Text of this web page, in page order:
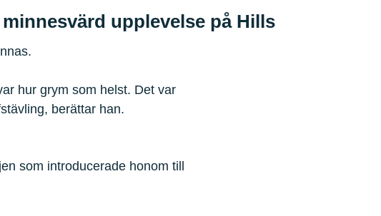
minnesvärd upplevelse på Hills
hur grym som helst. Det var
berättar han.
som introducerade honom till